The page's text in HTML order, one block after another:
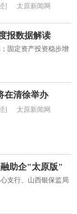
] 太原新闻网
报数据解读
固定资产投资稳步增
在清徐举办
] 太原新闻网
助企"太原版"
支行、山西银保监局